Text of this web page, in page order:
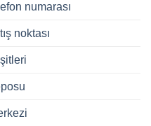
numarası
noktası